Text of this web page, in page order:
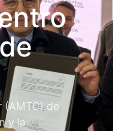
(AMTC) de
y la